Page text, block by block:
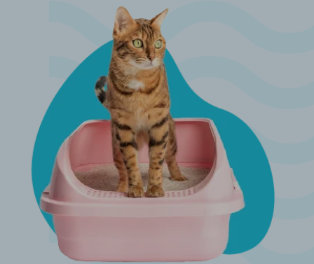
Prevencia
VÝŽIVA PSOV
Krmivá
Výživové poradenstvo
Maškrty a doplnky stravy
VÝCHOVA PSOV
Prevencia
VÝŽIVA PRE MAČKY
Krmivá
Výživové poradenstvo
Maškrty a doplnky stravy
OSTATNÉ DRUHY
MALÉ ZVIERATÁ
VTÁCI
PLAZY A OBOJŽIVELNÍKY
AKVÁRIOVÉ RYBY
ČLÁNKY O ESG A UDRŽATEĽNOM ROZVOJI